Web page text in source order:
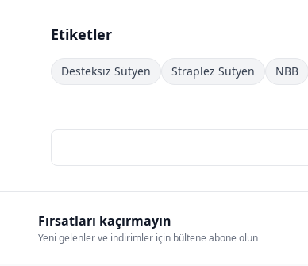
Etiketler
Desteksiz Sütyen Straplez Sütyen NBB
Fırsatları kaçırmayın
Yeni gelenler ve indirimler için bültene abone olun